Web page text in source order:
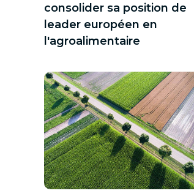
consolider sa position de
leader européen en
l'agroalimentaire